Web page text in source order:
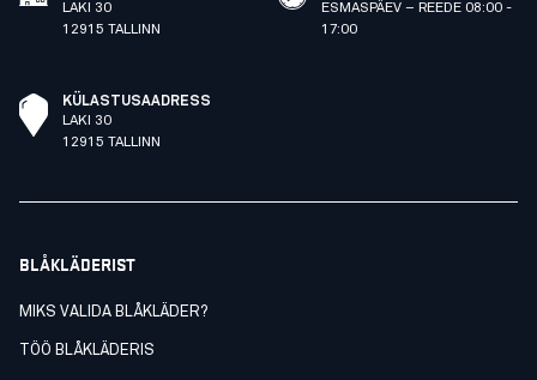
LAKI 30
12915 TALLINN
ESMASPÄEV – REEDE 08:00 -
17:00
KÜLASTUSAADRESS
LAKI 30
12915 TALLINN
BLÅKLÄDERIST
MIKS VALIDA BLÅKLÄDER?
TÖÖ BLÅKLÄDERIS